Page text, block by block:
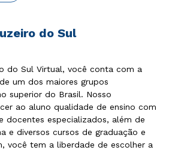
do Sul
do Sul Virtual, você conta com a
um dos maiores grupos
superior do Brasil. Nosso
ao aluno qualidade de ensino com
docentes especializados, além de
e diversos cursos de graduação e
você tem a liberdade de escolher a
ou